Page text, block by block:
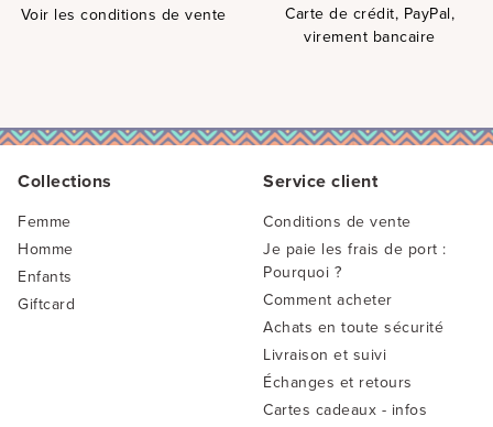
Voir les conditions de vente
Carte de crédit, PayPal,
virement bancaire
Collections
Femme
Homme
Enfants
Giftcard
Service client
Conditions de vente
Je paie les frais de port :
Pourquoi ?
Comment acheter
Achats en toute sécurité
Livraison et suivi
Échanges et retours
Cartes cadeaux - infos